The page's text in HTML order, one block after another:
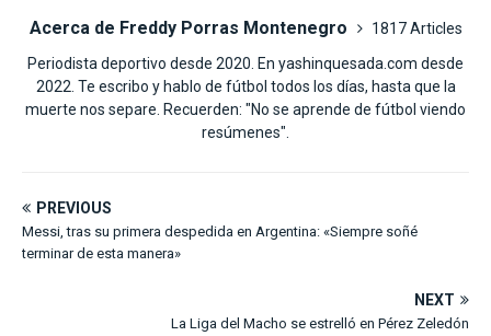
Acerca de Freddy Porras Montenegro
1817 Articles
Periodista deportivo desde 2020. En yashinquesada.com desde
2022. Te escribo y hablo de fútbol todos los días, hasta que la
muerte nos separe. Recuerden: "No se aprende de fútbol viendo
resúmenes".
PREVIOUS
Messi, tras su primera despedida en Argentina: «Siempre soñé
terminar de esta manera»
NEXT
La Liga del Macho se estrelló en Pérez Zeledón